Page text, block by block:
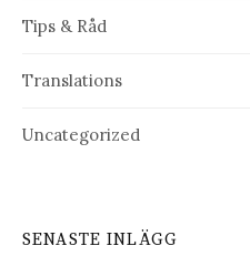
Tips & Råd
Translations
Uncategorized
SENASTE INLÄGG